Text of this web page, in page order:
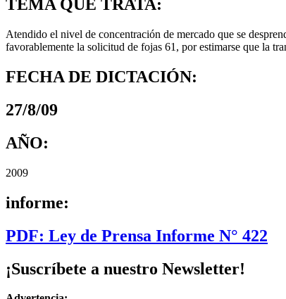
TEMA QUE TRATA:
Atendido el nivel de concentración de mercado que se
favorablemente la solicitud de fojas 61, por estimarse que la
FECHA DE DICTACIÓN:
27/8/09
AÑO:
2009
informe:
PDF: Ley de Prensa Informe N° 422
¡Suscríbete a nuestro Newsletter!